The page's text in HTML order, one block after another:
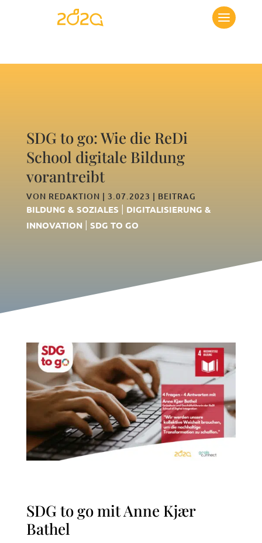
SDG to go: Wie die ReDi
School digitale Bildung
vorantreibt
VON REDAKTION | 3.07.2023 | BEITRAG
BILDUNG & SOZIALES | DIGITALISIERUNG &
INNOVATION | SDG TO GO
SDG to go mit Anne Kjær
Bathel